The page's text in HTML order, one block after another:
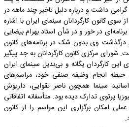
داشت و درباره دلیل تاخیر چند ماهه در
سوی کانون کارگردانان سینمای ایران با اشاره
در خور و در شأن استاد بهرام بیضایی
درگذشت وی بدون شک در برنامه‌های کانون
شورای مرکزی کانون کارگردانان به جد پیگیر
این کارگردان یگانه و بی‌بدیل سینمای ایران
حیطه انجام وظیفه صنفی خود، مراسم‌های
سینما همچون ناصر تقوایی، داریوش
پرتوی تدارک دیده بود. متأسفانه اتفاقاتی
امکان برگزاری این مراسم را از کانون